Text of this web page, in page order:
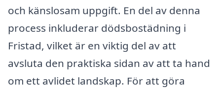
och känslosam uppgift. En del av denna
process inkluderar dödsbostädning i
Fristad, vilket är en viktig del av att
avsluta den praktiska sidan av att ta hand
om ett avlidet landskap. För att göra